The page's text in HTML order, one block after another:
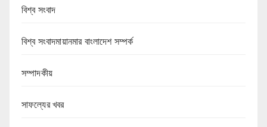
বিশ্ব সংবাদ
বিশ্ব সংবাদমায়ানমার বাংলাদেশ সম্পর্ক
সম্পাদকীয়
সাফল্যের খবর